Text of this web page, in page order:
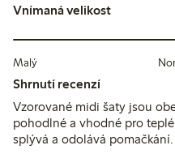
Vnímaná velikost
Malý
Shrnutí recenzí
Vzorované midi šaty jsou
pohodlné a vhodné pro
splývá a odolává